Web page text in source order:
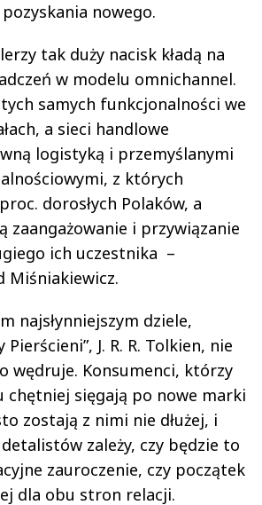
nowego.
tak duży nacisk kładą na
w modelu omnichannel.
samych funkcjonalności we
a sieci handlowe
logistyką i przemyślanymi
z których
dorosłych Polaków, a
zaangażowanie i przywiązanie
ich uczestnika –
Miśniakiewicz.
najsłynniejszym dziele,
Pierścieni”, J. R. R. Tolkien, nie
wędruje. Konsumenci, którzy
chętniej sięgają po nowe marki
zostają z nimi nie dłużej, i
zależy, czy będzie to
zauroczenie, czy początek
dla obu stron relacji.